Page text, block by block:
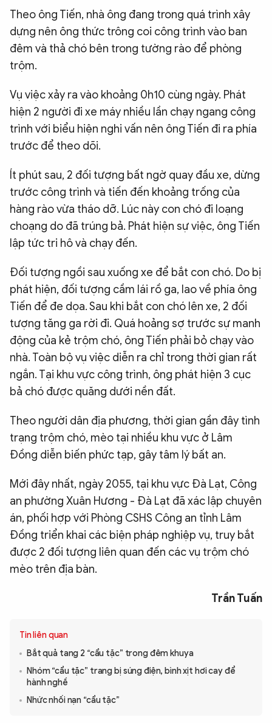
Theo ông Tiến, nhà ông đang trong quá trình xây
dựng nên ông thức trông coi công trình vào ban
đêm và thả chó bên trong tường rào để phòng
trộm.
Vụ việc xảy ra vào khoảng 0h10 cùng ngày. Phát
hiện 2 người đi xe máy nhiều lần chạy ngang công
trình với biểu hiện nghi vấn nên ông Tiến đi ra phía
trước để theo dõi.
Ít phút sau, 2 đối tượng bất ngờ quay đầu xe, dừng
trước công trình và tiến đến khoảng trống của
hàng rào vừa tháo dỡ. Lúc này con chó đi loạng
choạng do đã trúng bả. Phát hiện sự việc, ông Tiến
lập tức tri hô và chạy đến.
Đối tượng ngồi sau xuống xe để bắt con chó. Do bị
phát hiện, đối tượng cầm lái rồ ga, lao về phía ông
Tiến để đe dọa. Sau khi bắt con chó lên xe, 2 đối
tượng tăng ga rời đi. Quá hoảng sợ trước sự manh
động của kẻ trộm chó, ông Tiến phải bỏ chạy vào
nhà. Toàn bộ vụ việc diễn ra chỉ trong thời gian rất
ngắn. Tại khu vực công trình, ông phát hiện 3 cục
bả chó được quăng dưới nền đất.
Theo người dân địa phương, thời gian gần đây tình
trạng trộm chó, mèo tại nhiều khu vực ở Lâm
Đồng diễn biến phức tạp, gây tâm lý bất an.
Mới đây nhất, ngày 2055, tại khu vực Đà Lạt, Công
an phường Xuân Hương - Đà Lạt đã xác lập chuyên
án, phối hợp với Phòng CSHS Công an tỉnh Lâm
Đồng triển khai các biện pháp nghiệp vụ, truy bắt
được 2 đối tượng liên quan đến các vụ trộm chó
mèo trên địa bàn.
Trần Tuấn
Tin liên quan
Bắt quả tang 2 “cẩu tặc” trong đêm khuya
Nhóm “cẩu tặc” trang bị súng điện, bình xịt hơi cay để
hành nghề
Nhức nhối nạn “cẩu tặc”